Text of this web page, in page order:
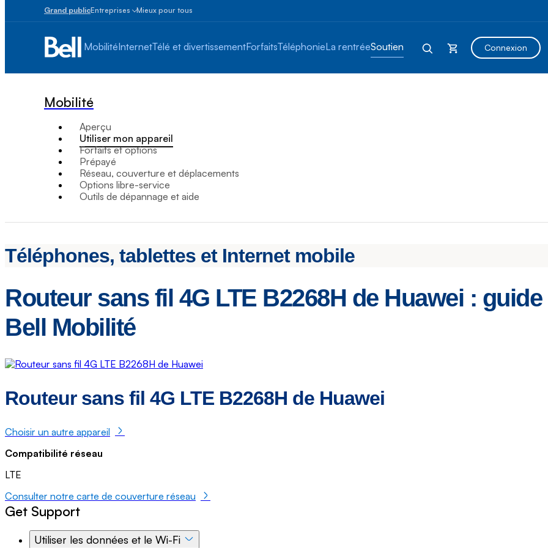
Grand publicEntreprises
entreprises
100
Moyennes
grandes
Plus
de
100
employés
Mieux pour tous
MobilitéInternetTélé et divertissementForfaitsTéléphonieLa rentréeSoutien Connexion
Mobilité
Aperçu
Utiliser mon appareil
Forfaits et options
Prépayé
Réseau, couverture et déplacements
Options libre-service
Outils de dépannage et aide
Téléphones, tablettes et Internet mobile
Routeur sans fil 4G LTE B2268H de Huawei :
Bell Mobilité
Routeur sans fil 4G LTE B2268H de Huawei
Choisir un autre appareil
Compatibilité réseau
LTE
Consulter notre carte de couverture réseau
Get Support
Utiliser les données et le Wi-Fi